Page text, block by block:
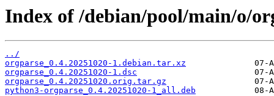
Index of /debian/pool/main/o/
../
orgparse_0.4.20251020-1.debian.tar.xz
orgparse_0.4.20251020-1.dsc
orgparse_0.4.20251020.orig.tar.gz
python3-orgparse_0.4.20251020-1_all.deb